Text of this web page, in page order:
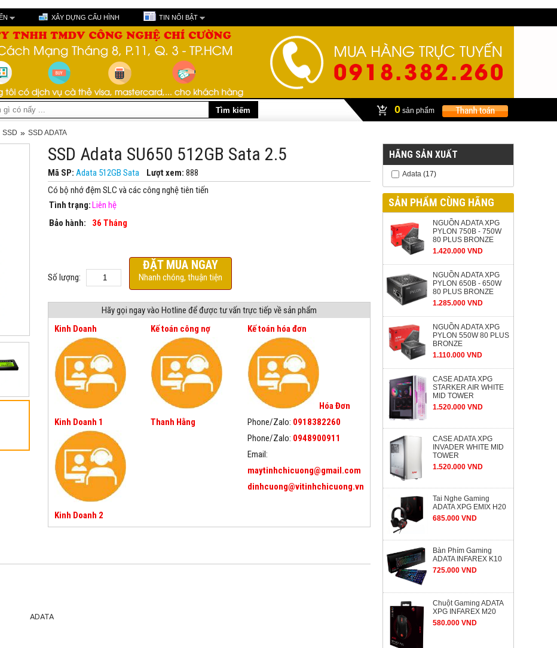
XÂY DỰNG CẤU HÌNH TIN NỔI BẬT
0 sản phẩm
SSD » SSD ADATA
SSD Adata SU650 512GB Sata 2.5
Mã SP: Adata 512GB Sata Lượt xem: 888
Có bộ nhớ đệm SLC và các công nghệ tiên tiến
Tình trạng:Liên hệ
Bảo hành:
36 Tháng
Số lượng:
ĐẶT MUA NGAY
Nhanh chóng, thuận tiện
Hãy gọi ngay vào Hotline để được tư vấn trực tiếp về sản phẩm
Kinh Doanh
Kinh Doanh 1
Kinh Doanh 2
Kế toán công nợ
Thanh Hằng
Kế toán hóa đơn
Hóa Đơn
Phone/Zalo: 0918382260
Phone/Zalo: 0948900911
Email:
maytinhchicuong@gmail.com
dinhcuong@vitinhchicuong.vn
ADATA
HÃNG SẢN XUẤT
Adata (17)
SẢN PHẨM CÙNG HÃNG
NGUỒN ADATA XPG
PYLON 750B - 750W
80 PLUS BRONZE
1.420.000 VND
NGUỒN ADATA XPG
PYLON 650B - 650W
80 PLUS BRONZE
1.285.000 VND
NGUỒN ADATA XPG
PYLON 550W 80 PLUS
BRONZE
1.110.000 VND
CASE ADATA XPG
STARKER AIR WHITE
MID TOWER
1.520.000 VND
CASE ADATA XPG
INVADER WHITE MID
TOWER
1.520.000 VND
Tai Nghe Gaming
ADATA XPG EMIX H20
685.000 VND
Bàn Phím Gaming
ADATA INFAREX K10
725.000 VND
Chuột Gaming ADATA
XPG INFAREX M20
580.000 VND